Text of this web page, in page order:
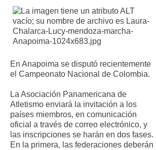
En Anapoima se disputó recientemente
el Campeonato Nacional de Colombia.
La Asociación Panamericana de
Atletismo enviará la invitación a los
países miembros, en comunicación
oficial a través de correo electrónico, y
las inscripciones se harán en dos fases.
En la primera, las federaciones deberán